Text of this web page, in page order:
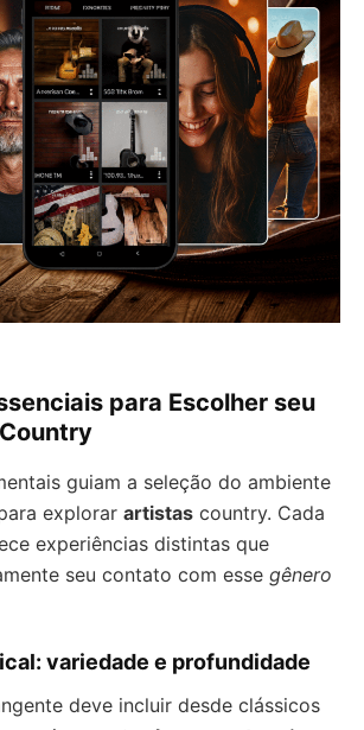
para Escolher seu
guiam a seleção do ambiente
explorar artistas country. Cada
experiências distintas que
seu contato com esse gênero
variedade e profundidade
deve incluir desde clássicos